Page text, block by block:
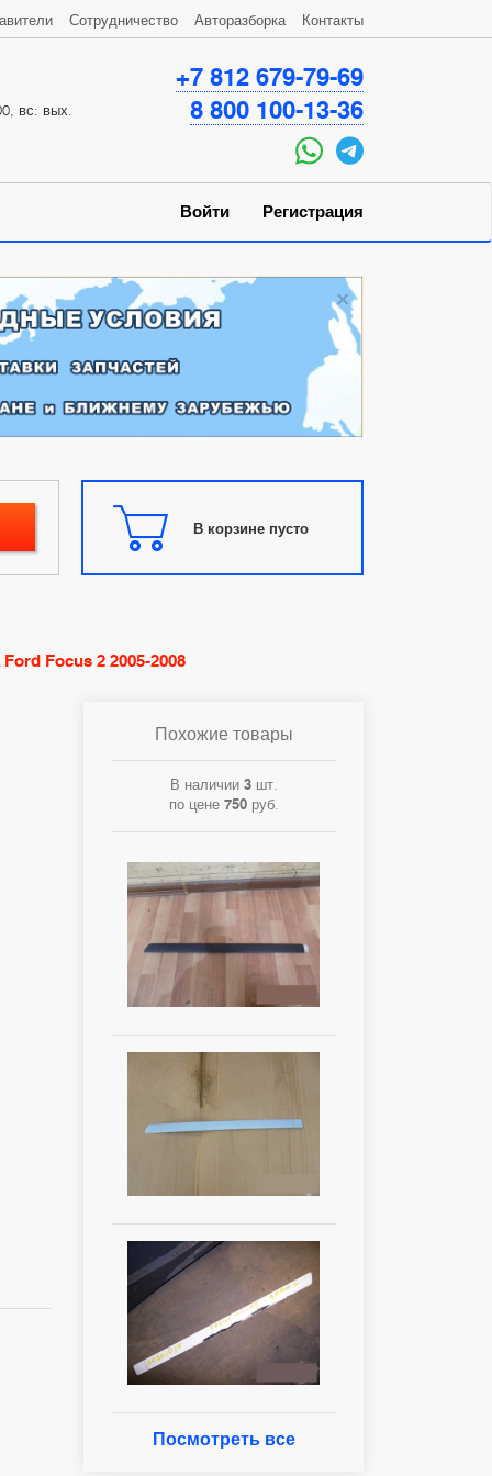
вс: вых.
+7 812 679-79-69
8 800 100-13-36
Сотрудничество Авторазборка Контакты
Войти Регистрация
×
В корзине пусто
Focus 2 2005-2008
Похожие товары
В наличии 3шт.
по цене 750руб.
Посмотреть все